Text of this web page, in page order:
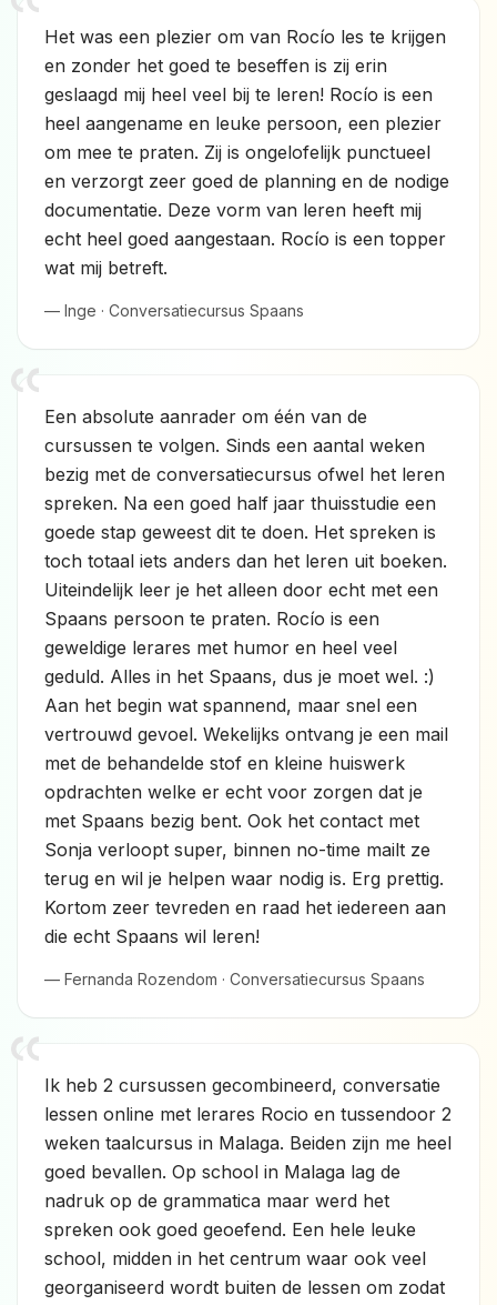
Het was een plezier om van Rocío les te krijgen
en zonder het goed te beseffen is zij erin
geslaagd mij heel veel bij te leren! Rocío is een
heel aangename en leuke persoon, een plezier
om mee te praten. Zij is ongelofelijk punctueel
en verzorgt zeer goed de planning en de nodige
documentatie. Deze vorm van leren heeft mij
echt heel goed aangestaan. Rocío is een topper
wat mij betreft.
— Inge · Conversatiecursus Spaans
Een absolute aanrader om één van de
cursussen te volgen. Sinds een aantal weken
bezig met de conversatiecursus ofwel het leren
spreken. Na een goed half jaar thuisstudie een
goede stap geweest dit te doen. Het spreken is
toch totaal iets anders dan het leren uit boeken.
Uiteindelijk leer je het alleen door echt met een
Spaans persoon te praten. Rocío is een
geweldige lerares met humor en heel veel
geduld. Alles in het Spaans, dus je moet wel. :)
Aan het begin wat spannend, maar snel een
vertrouwd gevoel. Wekelijks ontvang je een mail
met de behandelde stof en kleine huiswerk
opdrachten welke er echt voor zorgen dat je
met Spaans bezig bent. Ook het contact met
Sonja verloopt super, binnen no-time mailt ze
terug en wil je helpen waar nodig is. Erg prettig.
Kortom zeer tevreden en raad het iedereen aan
die echt Spaans wil leren!
— Fernanda Rozendom · Conversatiecursus Spaans
Ik heb 2 cursussen gecombineerd, conversatie
lessen online met lerares Rocio en tussendoor 2
weken taalcursus in Malaga. Beiden zijn me heel
goed bevallen. Op school in Malaga lag de
nadruk op de grammatica maar werd het
spreken ook goed geoefend. Een hele leuke
school, midden in het centrum waar ook veel
georganiseerd wordt buiten de lessen om zodat